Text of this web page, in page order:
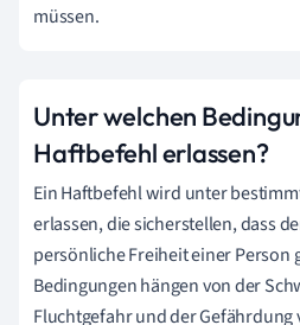
müssen.
Unter welchen
Haftbefehl erlassen?
Ein Haftbefehl wird unter
erlassen, die sicherstellen, dass
persönliche Freiheit einer Person
Bedingungen hängen von der
Fluchtgefahr und der